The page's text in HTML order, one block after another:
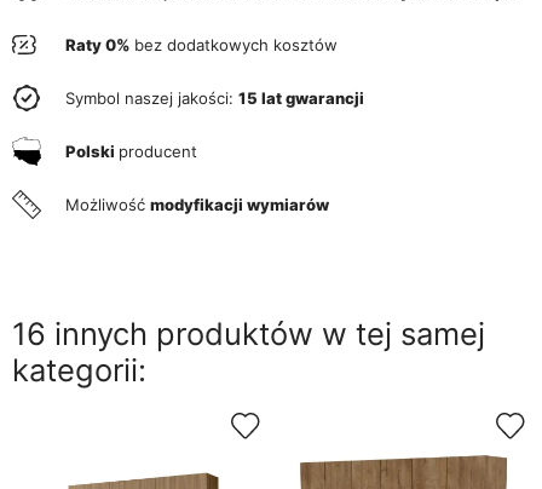
Raty 0% bez dodatkowych kosztów
Symbol naszej jakości: 15 lat gwarancji
Polski producent
Możliwość modyfikacji wymiarów
16 innych produktów w tej samej
kategorii: